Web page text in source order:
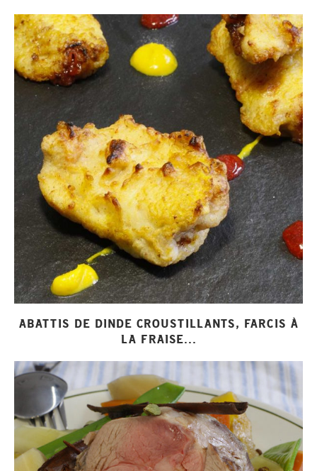
ABATTIS DE DINDE CROUSTILLANTS, FARCIS À
LA FRAISE...